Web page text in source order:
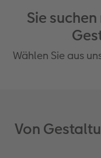
Sie
Wählen Sie aus
Von